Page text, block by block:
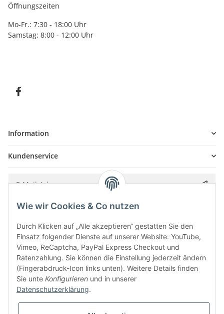
Öffnungszeiten
Mo-Fr.: 7:30 - 18:00 Uhr
Samstag: 8:00 - 12:00 Uhr
Information
Kundenservice
Bitte senden Sie mir entsprechend IhrerDatenschutzerklärung
Wie wir Cookies & Co nutzen
Durch Klicken auf „Alle akzeptieren“ gestatten Sie den
Einsatz folgender Dienste auf unserer Website: YouTube,
Vimeo, ReCaptcha, PayPal Express Checkout und
Ratenzahlung. Sie können die Einstellung jederzeit ändern
(Fingerabdruck-Icon links unten). Weitere Details finden
Sie unte Konfigurieren und in unserer
Datenschutzerklärung.